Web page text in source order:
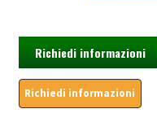
(1976-
1986)
quantità
Richiedi informazioni